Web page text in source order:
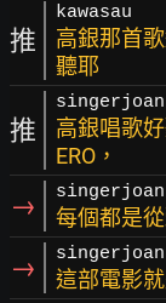
推
kawasau
高銀那首
聽耶
推
singerjoan
高銀唱歌
ERO，
→ singerjoan
每個都是
→ singerjoan
這部電影